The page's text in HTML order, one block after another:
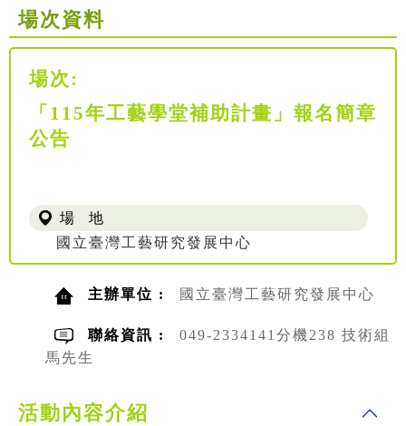
場次資料
場次:
「115年工藝學堂補助計畫」報名簡章
公告
場 地
國立臺灣工藝研究發展中心
主辦單位 : 國立臺灣工藝研究發展中心
聯絡資訊 :
049-2334141分機238 技術組
馬先生
活動內容介紹